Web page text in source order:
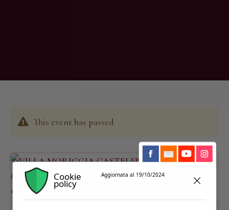
This event has passed
Cookie
policy
Aggiornata al 19/10/2024